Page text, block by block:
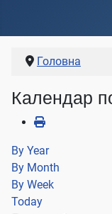
Головна
Календар
By Year
By Month
By Week
Today